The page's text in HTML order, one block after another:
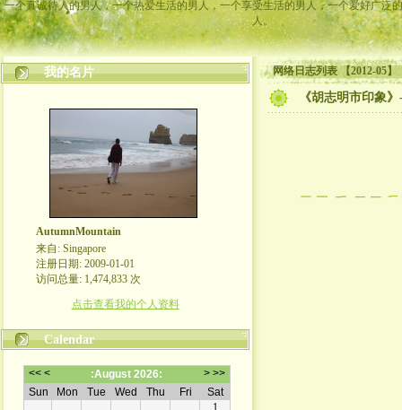
一个真诚待人的男人，一个热爱生活的男人，一个享受生活的男人，一个爱好广泛
人。
我的名片
AutumnMountain
来自: Singapore
注册日期: 2009-01-01
访问总量: 1,474,833 次
点击查看我的个人资料
Calendar
网络日志列表 【2012-05】
《胡志明市印象